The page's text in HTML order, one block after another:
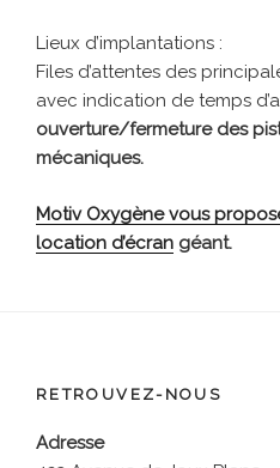
Lieux d’implantations :
Files d’attentes des
avec indication de temps
ouverture/fermeture des
mécaniques.
Motiv Oxygène vous
location d’écran géant.
RETROUVEZ-NOUS
Adresse